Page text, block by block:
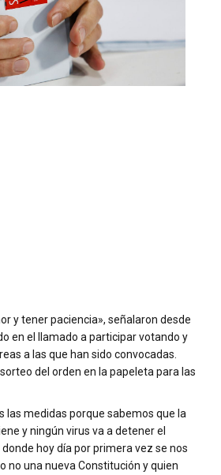
y tener paciencia», señalaron desde
en el llamado a participar votando y
a las que han sido convocadas.
del orden en la papeleta para las
las medidas porque sabemos que la
y ningún virus va a detener el
hoy día por primera vez se nos
no una nueva Constitución y quien